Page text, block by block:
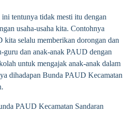
tentunya tidak mesti itu dengan
usaha-usaha kita. Contohnya
kita selalu memberikan dorongan dan
guru dan anak-anak PAUD dengan
untuk mengajak anak-anak dalam
dihadapan Bunda PAUD Kecamatan
PAUD Kecamatan Sandaran